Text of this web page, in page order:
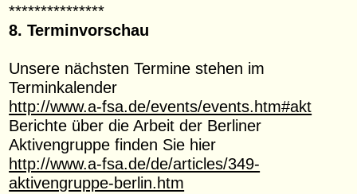
***************
8. Terminvorschau
Unsere nächsten Termine stehen im
Terminkalender
http://www.a-fsa.de/events/events.htm#akt
Berichte über die Arbeit der Berliner
Aktivengruppe finden Sie hier
http://www.a-fsa.de/de/articles/349-
aktivengruppe-berlin.htm